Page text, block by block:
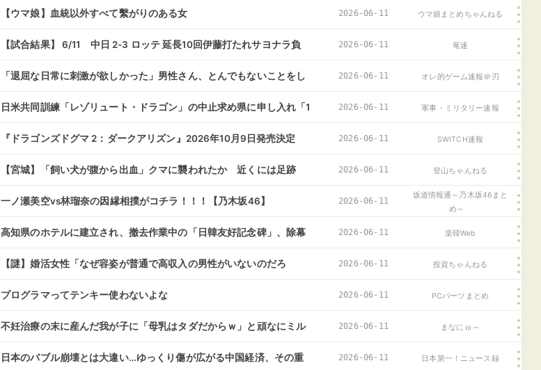
明・・・・・・・・・
【ウマ娘】血統以外すべて繫がりのある女 2026-06-11 ウマ娘まとめちゃんねる
【試合結果】 6/11 中日 2-3 ロッテ 延長10回伊藤打たれサヨナラ負
け このカードも負け越し
2026-06-11 竜速
「退屈な日常に刺激が欲しかった」男性さん、とんでもないことをし
て人生終了してしまうｗｗｗｗｗ
2026-06-11 オレ的ゲーム速報＠刃
日米共同訓練「レゾリュート・ドラゴン」の中止求め県に申し入れ「1
0式戦車事故の原因究明終わっていない」！
2026-06-11 軍事・ミリタリー速報
『ドラゴンズドグマ 2：ダークアリズン』2026年10月9日発売決定 2026-06-11 SWITCH速報
【宮城】「飼い犬が腹から出血」クマに襲われたか 近くには足跡
も 蔵王町
2026-06-11 登山ちゃんねる
一ノ瀬美空vs林瑠奈の因縁相撲がコチラ！！！【乃木坂46】 2026-06-11
坂道情報通～乃木坂46まと
め～
高知県のホテルに建立され、撤去作業中の「日韓友好記念碑」、除幕
式には韓国の元国務総理までやってきていた……いや、けっこうな大物
だぞ？
2026-06-11 楽韓Web
【謎】婚活女性「なぜ容姿が普通で高収入の男性がいないのだろ
う？」
2026-06-11 投資ちゃんねる
プログラマってテンキー使わないよな 2026-06-11 PCパーツまとめ
不妊治療の末に産んだ我が子に「母乳はタダだからｗ」と頑なにミル
クを拒否して餓死寸前まで追い込んだ義兄嫁。内緒でミルクをあげた
2026-06-11 まなにゅ～
日本のバブル崩壊とは大違い…ゆっくり傷が広がる中国経済、その重 2026-06-11 日本第一！ニュース録